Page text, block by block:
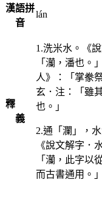
漢語拼
音
lán
釋
義
1.洗米水。《
「灡，潘也。
人》：「掌豢
玄．注：「雖
也。」
2.通「瀾」，
《說文解字．
「灡，此字以
而古書通用。」